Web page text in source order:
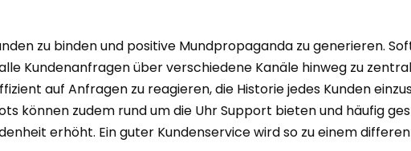
zu binden und positive Mundpropaganda zu generieren.
Kundenanfragen über verschiedene Kanäle hinweg zu
auf Anfragen zu reagieren, die Historie jedes Kunden
können zudem rund um die Uhr Support bieten und häufig
erhöht. Ein guter Kundenservice wird so zu einem